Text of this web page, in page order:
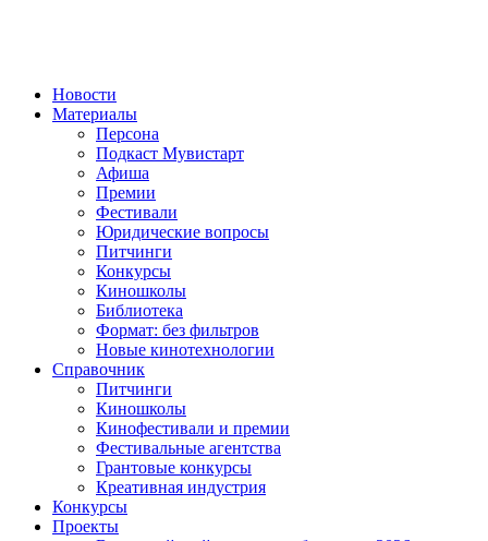
Новости
Материалы
Персона
Подкаст Мувистарт
Афиша
Премии
Фестивали
Юридические вопросы
Питчинги
Конкурсы
Киношколы
Библиотека
Формат: без фильтров
Новые кинотехнологии
Справочник
Питчинги
Киношколы
Кинофестивали и премии
Фестивальные агентства
Грантовые конкурсы
Креативная индустрия
Конкурсы
Проекты